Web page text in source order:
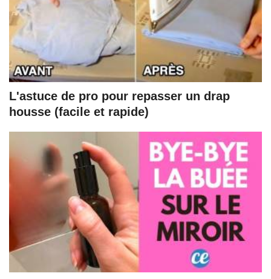
L'astuce de pro pour repasser un drap
housse (facile et rapide)